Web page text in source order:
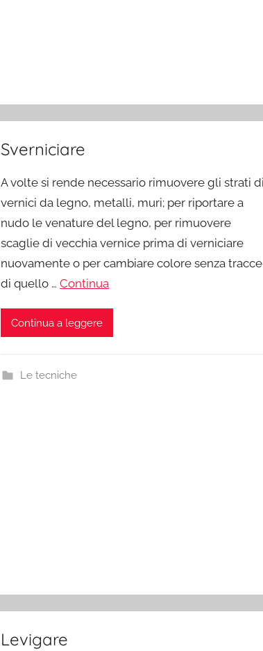
Sverniciare
A volte si rende necessario rimuovere gli strati di
vernici da legno, metalli, muri; per riportare a
nudo le venature del legno, per rimuovere
scaglie di vecchia vernice prima di verniciare
nuovamente o per cambiare colore senza tracce
di quello …Continua
Continua a leggere
Le tecniche
Levigare